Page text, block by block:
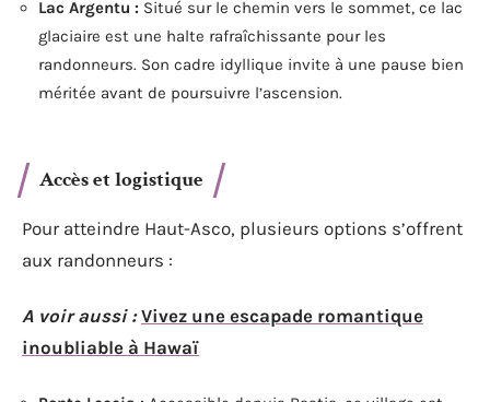
Lac Argentu : Situé sur le chemin vers le sommet, ce lac
glaciaire est une halte rafraîchissante pour les
randonneurs. Son cadre idyllique invite à une pause bien
méritée avant de poursuivre l’ascension.
Accès et logistique
Pour atteindre Haut-Asco, plusieurs options s’offrent
aux randonneurs :
A voir aussi : Vivez une escapade romantique
inoubliable à Hawaï